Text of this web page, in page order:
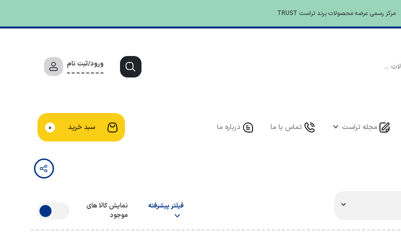
مرکز رسمی عرضه محصولات برند تراست TRUST
ورود/ثبت نام
مجله تراست تماس با ما درباره ما سبد خرید 0
فیلتر پیشرفته
نمایش کالا های
موجود